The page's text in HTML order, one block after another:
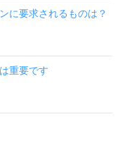
に要求されるものは？
重要です